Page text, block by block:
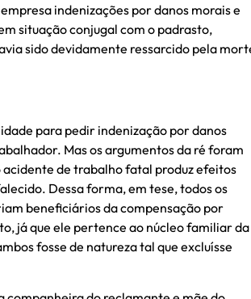
indenizações por danos morais e
situação conjugal com o padrasto,
sido devidamente ressarcido pela
para pedir indenização por danos
Mas os argumentos da ré foram
acidente de trabalho fatal produz efeitos
Dessa forma, em tese, todos os
beneficiários da compensação por
já que ele pertence ao núcleo familiar da
fosse de natureza tal que excluísse